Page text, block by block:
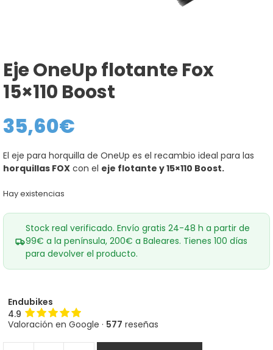
Eje OneUp flotante Fox
15×110 Boost
35,60€
El eje para horquilla de OneUp es el recambio ideal para las
horquillas FOX con el eje flotante y 15×110 Boost.
Hay existencias
Stock real verificado. Envío gratis 24-48 h a partir de
99€ a la península, 200€ a Baleares. Tienes 100 días
para devolver el producto.
Endubikes
4.9
Valoración en Google · 577 reseñas